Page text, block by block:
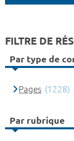
FILTRE DE
Par type de
Pages (1228)
Par rubrique